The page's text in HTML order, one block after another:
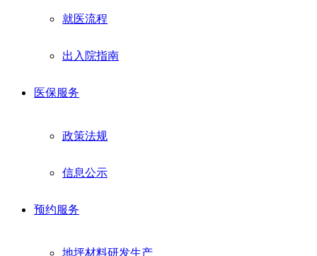
就医流程
出入院指南
医保服务
政策法规
信息公示
预约服务
地坪材料研发生产